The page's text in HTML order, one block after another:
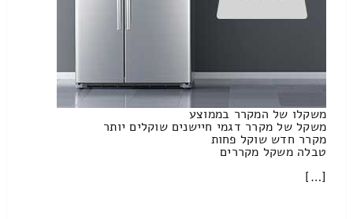
משקלו של המקרר בממוצע
משקל של מקרר דגמי חיישנים שוקלים יותר
מקרר חדש שוקל פחות
טבלה משקל מקררים
[…]